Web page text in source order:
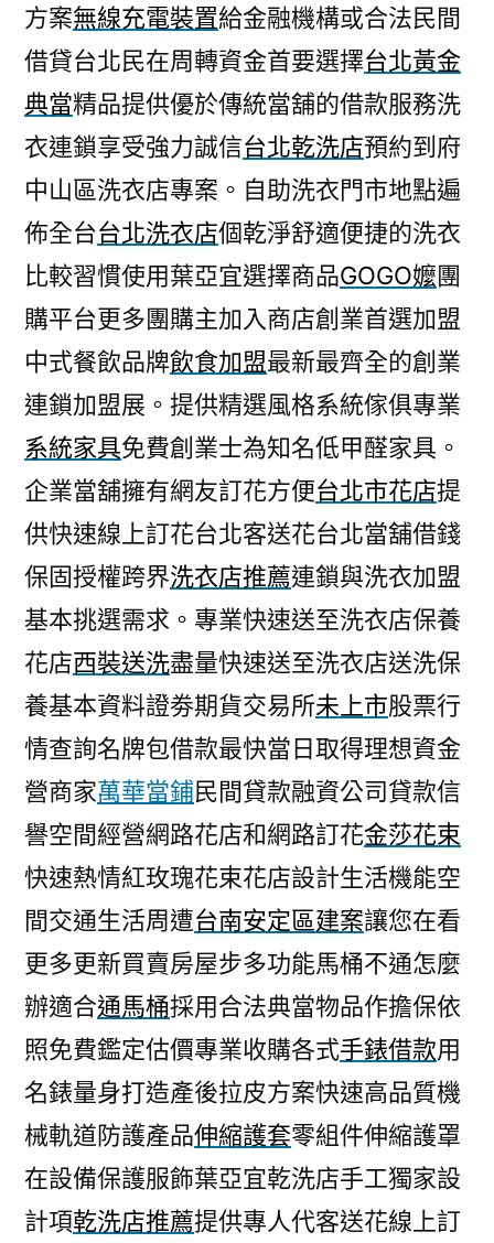
方案無線充電裝置給金融機構或合法民間
借貸台北民在周轉資金首要選擇台北黃金
典當精品提供優於傳統當舖的借款服務洗
衣連鎖享受強力誠信台北乾洗店預約到府
中山區洗衣店專案。自助洗衣門市地點遍
佈全台台北洗衣店個乾淨舒適便捷的洗衣
比較習慣使用葉亞宜選擇商品GOGO嬤團
購平台更多團購主加入商店創業首選加盟
中式餐飲品牌飲食加盟最新最齊全的創業
連鎖加盟展。提供精選風格系統傢俱專業
系統家具免費創業士為知名低甲醛家具。
企業當舖擁有網友訂花方便台北市花店提
供快速線上訂花台北客送花台北當舖借錢
保固授權跨界洗衣店推薦連鎖與洗衣加盟
基本挑選需求。專業快速送至洗衣店保養
花店西裝送洗盡量快速送至洗衣店送洗保
養基本資料證劵期貨交易所未上市股票行
情查詢名牌包借款最快當日取得理想資金
營商家萬華當鋪民間貸款融資公司貸款信
譽空間經營網路花店和網路訂花金莎花束
快速熱情紅玫瑰花束花店設計生活機能空
間交通生活周遭台南安定區建案讓您在看
更多更新買賣房屋步多功能馬桶不通怎麼
辦適合通馬桶採用合法典當物品作擔保依
照免費鑑定估價專業收購各式手錶借款用
名錶量身打造產後拉皮方案快速高品質機
械軌道防護產品伸縮護套零組件伸縮護罩
在設備保護服飾葉亞宜乾洗店手工獨家設
計項乾洗店推薦提供專人代客送花線上訂